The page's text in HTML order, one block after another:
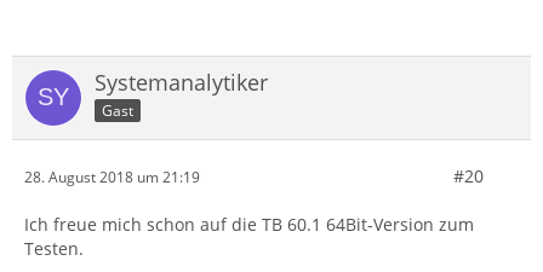
Systemanalytiker
Gast
28. August 2018 um 21:19 #20
Ich freue mich schon auf die TB 60.1 64Bit-Version zum
Testen.